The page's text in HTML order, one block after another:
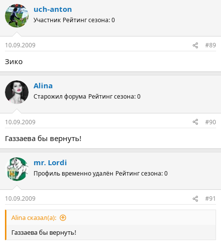
uch-anton
Участник Рейтинг сезона: 0
10.09.2009 #89
Зико
Alina
Старожил форума Рейтинг сезона: 0
10.09.2009 #90
Газзаева бы вернуть!
mr. Lordi
Профиль временно удалён Рейтинг сезона: 0
10.09.2009 #91
Alina сказал(а):
Газзаева бы вернуть!